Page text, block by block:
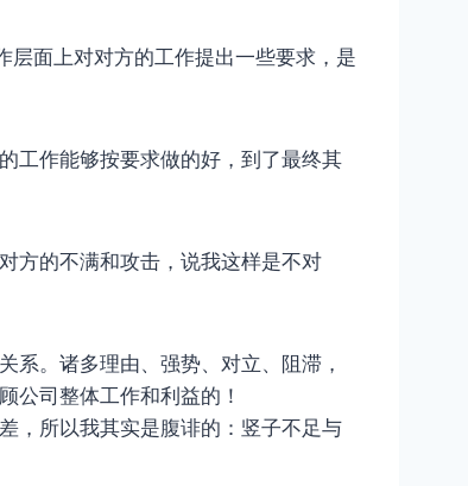
面上对对方的工作提出一些要求，是
工作能够按要求做的好，到了最终其
方的不满和攻击，说我这样是不对
系。诸多理由、强势、对立、阻滞，
公司整体工作和利益的！
，所以我其实是腹诽的：竖子不足与